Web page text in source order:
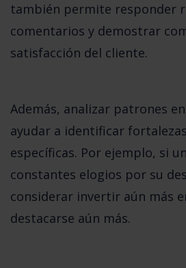
también permite responder
comentarios y demostrar
satisfacción del cliente.
Además, analizar patrones
ayudar a identificar
específicas. Por ejemplo, si
constantes elogios por su
considerar invertir aún más
destacarse aún más.